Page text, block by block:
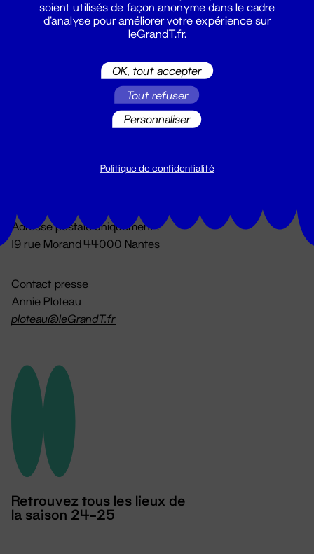
Du lundi au vendredi 14h → 18h
Adresse postale uniquement :
19 rue Morand 44000 Nantes
Contact presse
Annie Ploteau
ploteau@leGrandT.fr
Retrouvez tous les lieux de
la saison 24-25
soient utilisés de façon anonyme dans le cadre
d'analyse pour améliorer votre expérience sur
leGrandT.fr.
OK, tout accepter
Tout refuser
Personnaliser
Politique de confidentialité